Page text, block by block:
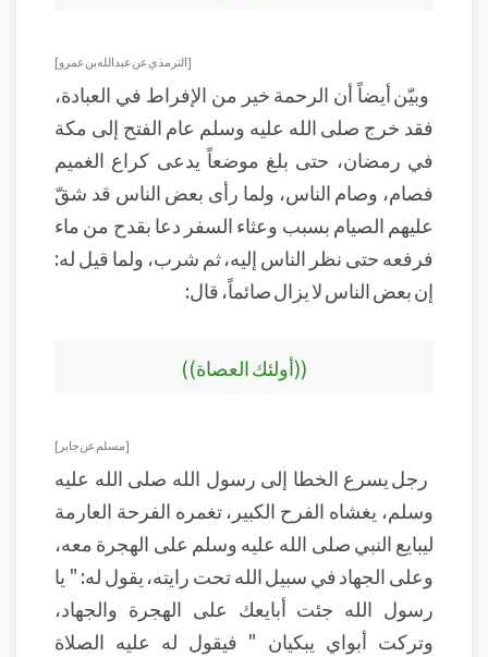
[الترمذي عن عبد الله بن عمرو]
وبيّن أيضاً أن الرحمة خير من الإفراط في العبادة،
فقد خرج صلى الله عليه وسلم عام الفتح إلى مكة
في رمضان، حتى بلغ موضعاً يدعى كراع الغميم
فصام، وصام الناس، ولما رأى بعض الناس قد شقّ
عليهم الصيام بسبب وعثاء السفر دعا بقدح من ماء
فرفعه حتى نظر الناس إليه، ثم شرب، ولما قيل له:
إن بعض الناس لا يزال صائماً، قال:
((أولئك العصاة))
[ مسلم عن جابر]
رجل يسرع الخطا إلى رسول الله صلى الله عليه
وسلم، يغشاه الفرح الكبير، تغمره الفرحة العارمة
ليبايع النبي صلى الله عليه وسلم على الهجرة معه،
وعلى الجهاد في سبيل الله تحت رايته، يقول له: " يا
رسول الله جئت أبايعك على الهجرة والجهاد،
وتركت أبواي يبكيان " فيقول له عليه الصلاة